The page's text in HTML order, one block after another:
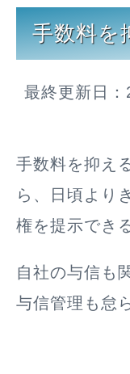
手数料を
最終更新日：
手数料を抑え
ら、日頃より
権を提示でき
自社の与信も
与信管理も怠